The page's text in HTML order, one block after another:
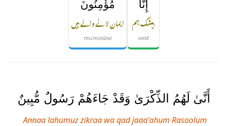
إِنَّا
بیشک ہم
innā
مُؤْمِنُونَ
ایمان لانے والے ہیں
mu'minūna
أَنَّىٰ لَهُمُ الذِّكْرَىٰ وَقَدْ جَاءَهُمْ رَسُولٌ مُّبِينٌ
Annaa lahumuz zikraa wa qad jaaa'ahum Rasoolum